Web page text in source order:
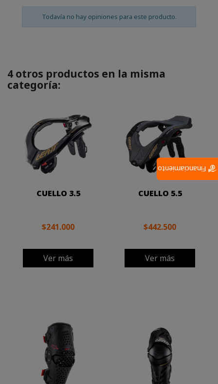
Todavía no hay opiniones para este producto.
4 otros productos en la misma
categoría:
CUELLO 3.5
$241.000
Ver más
CUELLO 5.5
$442.500
Ver más
Financiamiento